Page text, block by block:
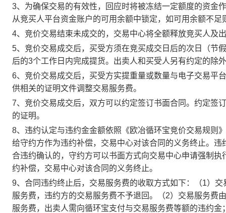
3、为确保交易的有效性，回应时将被冻结一定额度的资金
从竞买人平台资金账户的可用余额中锁定，如可用余额不足
4、竞价交易结束未成交的，交易中心将全额释放竞买人及
5、竞价交易成交后，买受方须在竞买成交日后的次日（节
后的3个工作日内完成提货。出卖人和买受人另有约定的除
6、竞价交易成交后，买受方实提重量或数量与电子交易平
供相关的证明文件调整交易服务费。
7、竞价交易成交后，双方可以约定签订书面合同。约定签
的证明。
8、违约认定与违约金金额依照《欧冶循环宝竞价交易规则
给守约方作为违约补偿，交易中心对该合同的义务终止。
合违约确认的，守约方可以书面方式向交易中心申请强制
约补偿，交易中心对该合同的义务终止。
9、合同违约终止后，交易服务费的收取方式如下：（1）
服务费，违约方的交易服务费不予退回。（2）交易服务费
服务费，出卖人需向循环宝支付与交易服务费等额的违约